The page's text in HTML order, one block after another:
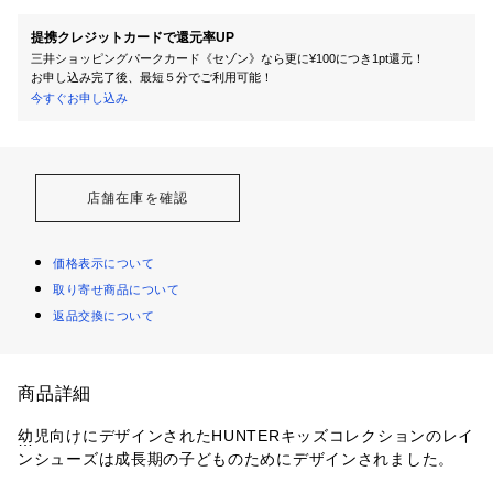
提携クレジットカードで還元率UP
三井ショッピングパークカード《セゾン》なら更に¥100につき1pt還元！
お申し込み完了後、最短５分でご利用可能！
今すぐお申し込み
店舗在庫を確認
価格表示について
取り寄せ商品について
返品交換について
商品詳細
幼児向けにデザインされたHUNTERキッズコレクションのレイ
ンシューズは成長期の子どものためにデザインされました。